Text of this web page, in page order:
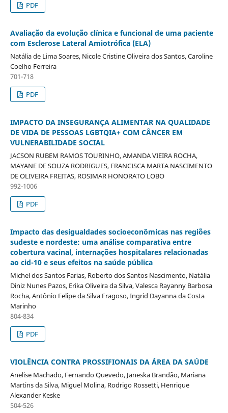
PDF
Avaliação da evolução clínica e funcional de uma paciente
com Esclerose Lateral Amiotrófica (ELA)
Natália de Lima Soares, Nicole Cristine Oliveira dos Santos, Caroline
Coelho Ferreira
701-718
PDF
IMPACTO DA INSEGURANÇA ALIMENTAR NA QUALIDADE
DE VIDA DE PESSOAS LGBTQIA+ COM CÂNCER EM
VULNERABILIDADE SOCIAL
JACSON RUBEM RAMOS TOURINHO, AMANDA VIEIRA ROCHA,
MAYANE DE SOUZA RODRIGUES, FRANCISCA MARTA NASCIMENTO
DE OLIVEIRA FREITAS, ROSIMAR HONORATO LOBO
992-1006
PDF
Impacto das desigualdades socioeconômicas nas regiões
sudeste e nordeste: uma análise comparativa entre
cobertura vacinal, internações hospitalares relacionadas
ao cid-10 e seus efeitos na saúde pública
Michel dos Santos Farias, Roberto dos Santos Nascimento, Natália
Diniz Nunes Pazos, Erika Oliveira da Silva, Valesca Rayanny Barbosa
Rocha, Antônio Felipe da Silva Fragoso, Ingrid Dayanna da Costa
Marinho
804-834
PDF
VIOLÊNCIA CONTRA PROSSIFIONAIS DA ÁREA DA SAÚDE
Anelise Machado, Fernando Quevedo, Janeska Brandão, Mariana
Martins da Silva, Miguel Molina, Rodrigo Rossetti, Henrique
Alexander Keske
504-526